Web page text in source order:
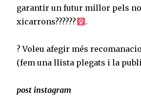
garantir un futur millor pels
xicarrons??????‍
. ⠀
? Voleu afegir més
(fem una llista plegats i la
post instagram